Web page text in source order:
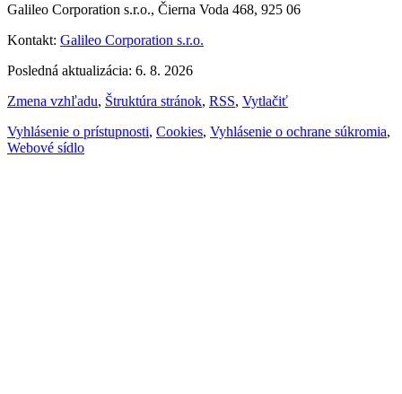
Galileo Corporation s.r.o., Čierna Voda 468, 925 06
Kontakt: Galileo Corporation s.r.o.
Posledná aktualizácia: 6. 8. 2026
Zmena vzhľadu, Štruktúra stránok, RSS, Vytlačiť
Vyhlásenie o prístupnosti, Cookies, Vyhlásenie o ochrane súkromia,
Webové sídlo